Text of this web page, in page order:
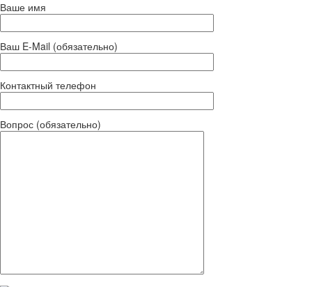
Ваше имя
Ваш E-Mail (обязательно)
Контактный телефон
Вопрос (обязательно)